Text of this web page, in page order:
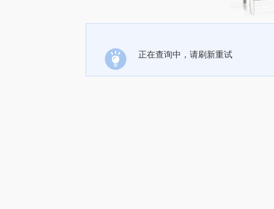
正在查询中，请刷新重试